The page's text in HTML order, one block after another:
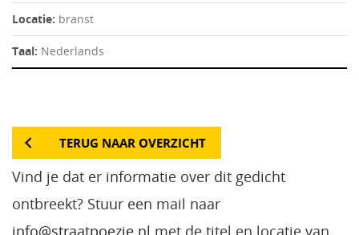
Locatie: branst
Taal: Nederlands
TERUG NAAR OVERZICHT
Vind je dat er informatie over dit gedicht
ontbreekt? Stuur een mail naar